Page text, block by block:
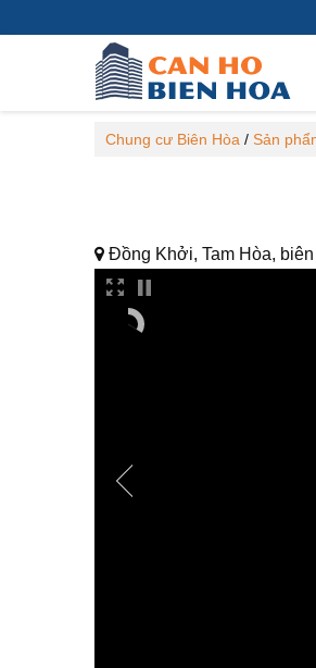
Chung cư Biên Hòa / Sản
Đồng Khởi, Tam Hòa,